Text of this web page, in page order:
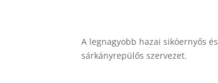
A legnagyobb hazai sikóernyős és
sárkányrepülős szervezet.